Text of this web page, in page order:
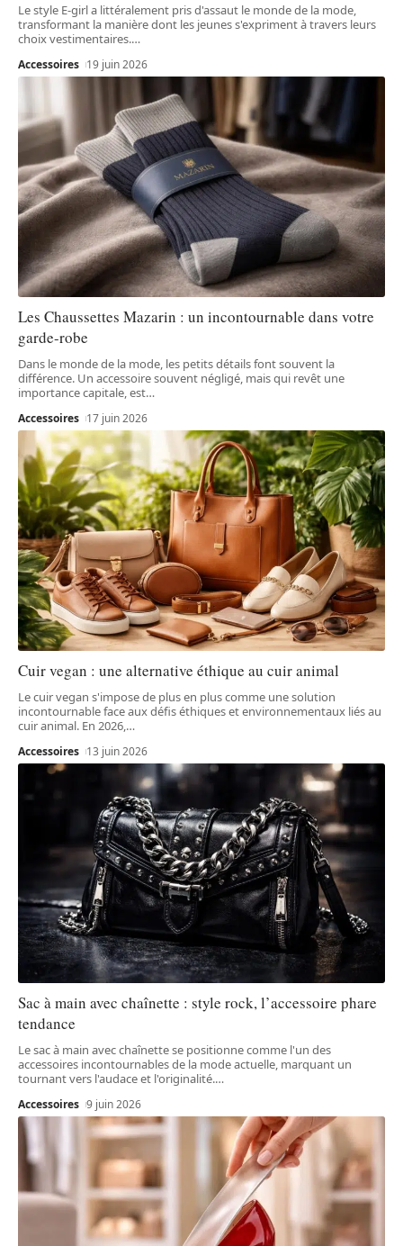
Le style E-girl a littéralement pris d'assaut le monde de la mode,
transformant la manière dont les jeunes s'expriment à travers leurs
choix vestimentaires.…
Accessoires 19 juin 2026
Les Chaussettes Mazarin : un incontournable dans votre
garde-robe
Dans le monde de la mode, les petits détails font souvent la
différence. Un accessoire souvent négligé, mais qui revêt une
importance capitale, est…
Accessoires 17 juin 2026
Cuir vegan : une alternative éthique au cuir animal
Le cuir vegan s'impose de plus en plus comme une solution
incontournable face aux défis éthiques et environnementaux liés au
cuir animal. En 2026, …
Accessoires 13 juin 2026
Sac à main avec chaînette : style rock, l’accessoire phare
tendance
Le sac à main avec chaînette se positionne comme l'un des
accessoires incontournables de la mode actuelle, marquant un
tournant vers l'audace et l'originalité.…
Accessoires 9 juin 2026